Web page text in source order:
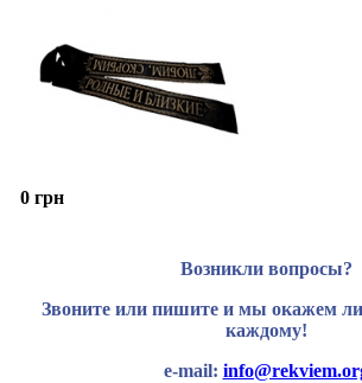
0 грн
Возникли вопросы?
Звоните или пишите и мы окажем
каждому!
e-mail: